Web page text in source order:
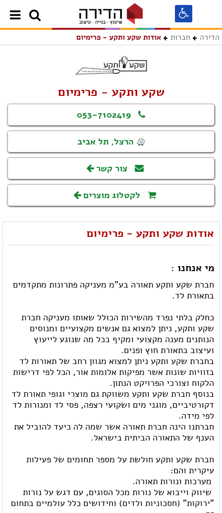
הדירה חברות אודות שקע ותקע - פרימיום
שקע ותקע - פרימיום
053-7102419
הרצל, תל אביב
צור קשר
לקטלוג מוצרים
אודות שקע ותקע - פרימיום
מי אנחנו :
חברת שקע ותקע תאורה בע"מ מעניקה פתרונות מתקדמים
בתאורת לד.
כחלק בלתי נפרד מהשירות הכולל שאותו מעניקה חברת
שקע ותקע, ניתן למצוא גם אנשים מקצועיים ומנוסים
הנותנים מענה מקצועי ומקיף בכל מה שנוגע לייעוץ
ועיצוב בתאורת חוץ ופנים.
בחברת שקע ותקע ניתן למצוא מגוון רחב של תאורות לד
בזוויות שונות אשר מפיקות אלומות אור, הכל לפי דרישות
הלקוח וצורכי הפרויקט הנתון.
בנוסף חברת שקע ותקע משווקת גם מוצרי וגופי תאורת לד
דקורטיביים, מוגני מים ושקועי רצפה, פסי לד ומנורות לד
לפי מידה.
חברתנו הינה חברת תאורה אשר שמה לה כיעד להוביל את
הענף של התאורה הביתית בישראל.
חברת שקע ותקע חולשת על מספר תחומים של פעילות
עיקרית והם:
 מערכות ונורות תאורה.
 שיווק וייבוא של נורות מכל הסוגים, עם דגש על נורות
"ירוקות" (חסכוניות ולדים) וחידושים כלל עולמיים בתחום